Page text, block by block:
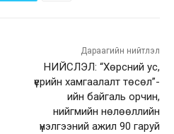
Дараагийн нийтлэл
НИЙСЛЭЛ: “Хөрсний ус,
үерийн хамгаалалт төсөл”-
ийн байгаль орчин,
нийгмийн нөлөөллийн
үнэлгээний ажил 90 гаруй